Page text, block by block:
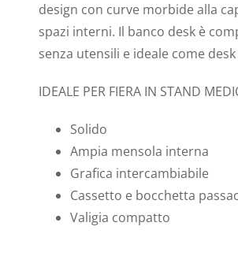
design con curve morbide alla
spazi interni. Il banco desk è
senza utensili e ideale come
IDEALE PER FIERA IN STAND
Solido
Ampia mensola interna
Grafica intercambiabile
Cassetto e bocchetta
Valigia compatto